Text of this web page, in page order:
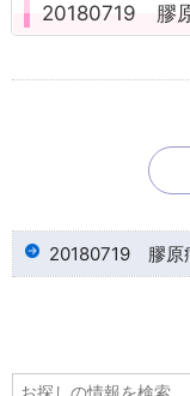
20180719 膠
20180719 膠原